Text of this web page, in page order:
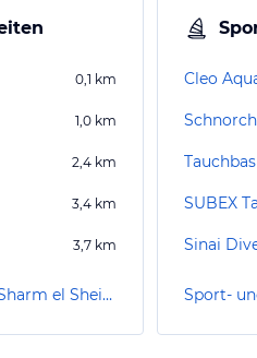
0,1 km
1,0 km
2,4 km
3,4 km
3,7 km
Sehenswürdigkeiten in Sharm el Sheikh/Na'ama Bay
Cleo
Sinai